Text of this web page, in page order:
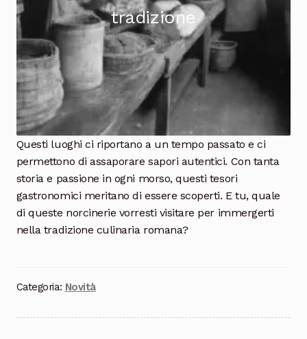
tradizione
Questi luoghi ci riportano a un tempo passato e ci
permettono di assaporare sapori autentici. Con tanta
storia e passione in ogni morso, questi tesori
gastronomici meritano di essere scoperti. E tu, quale
di queste norcinerie vorresti visitare per immergerti
nella tradizione culinaria romana?
Categoria: Novità